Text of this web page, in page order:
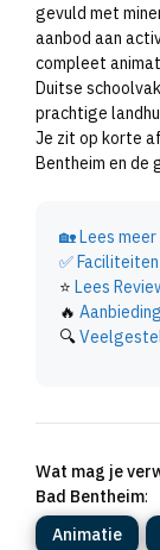
gevuld met
aanbod aan
compleet
Duitse
prachtige
Je zit op korte
Bentheim en de
🏡Lees
✅
⭐ Lees
🔥
🔍
Wat mag je
Bad Bentheim:
Animatie